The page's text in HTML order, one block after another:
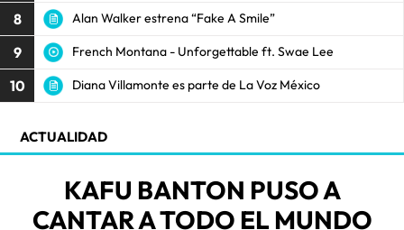
8 Alan Walker estrena “Fake A Smile”
9 French Montana - Unforgettable ft. Swae Lee
10 Diana Villamonte es parte de La Voz México
ACTUALIDAD
KAFU BANTON PUSO A
CANTAR A TODO EL MUNDO